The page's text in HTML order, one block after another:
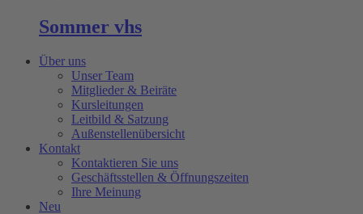
Sommer vhs
Über uns
Unser Team
Mitglieder & Beiräte
Kursleitungen
Leitbild & Satzung
Außenstellenübersicht
Kontakt
Kontaktieren Sie uns
Geschäftsstellen & Öffnungszeiten
Ihre Meinung
Neu